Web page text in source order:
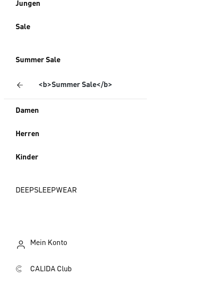
Jungen
Sale
Summer Sale
<b>Summer Sale</b>
Damen
Herren
Kinder
DEEPSLEEPWEAR
Mein Konto
CALIDA Club